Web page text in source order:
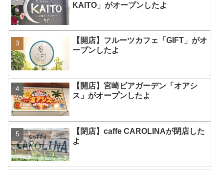
KAITO」がオープンしたよ
【開店】フルーツカフェ「GIFT」がオ
ープンしたよ
【開店】宮崎ビアガーデン「オアシ
ス」がオープンしたよ
【閉店】caffe CAROLINAが閉店した
よ